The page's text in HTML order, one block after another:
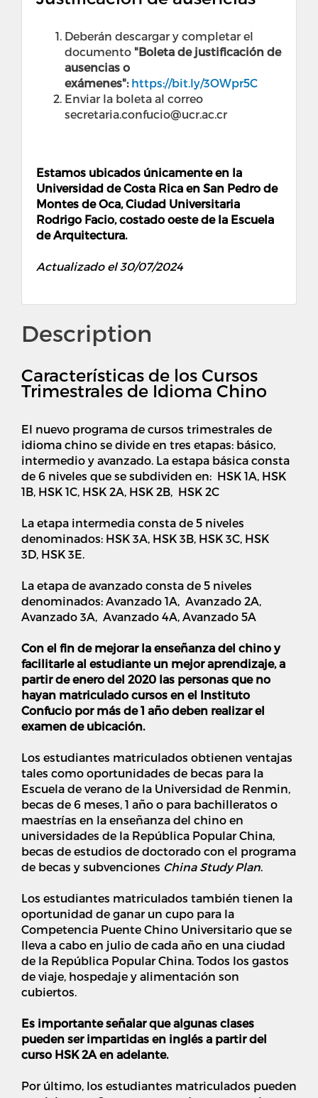
Deberán descargar y completar el
documento "Boleta de justificación de
ausencias o
exámenes": https://bit.ly/3OWpr5C
Enviar la boleta al correo
secretaria.confucio@ucr.ac.cr
Estamos ubicados únicamente en la
Universidad de Costa Rica en San Pedro de
Montes de Oca, Ciudad Universitaria
Rodrigo Facio, costado oeste de la Escuela
de Arquitectura.
Actualizado el 30/07/2024
Description
Características de los Cursos
Trimestrales de Idioma Chino
El nuevo programa de cursos trimestrales de
idioma chino se divide en tres etapas: básico,
intermedio y avanzado. La estapa básica consta
de 6 niveles que se subdividen en: HSK 1A, HSK
1B, HSK 1C, HSK 2A, HSK 2B, HSK 2C
La etapa intermedia consta de 5 niveles
denominados: HSK 3A, HSK 3B, HSK 3C, HSK
3D, HSK 3E.
La etapa de avanzado consta de 5 niveles
denominados: Avanzado 1A, Avanzado 2A,
Avanzado 3A, Avanzado 4A, Avanzado 5A
Con el fin de mejorar la enseñanza del chino y
facilitarle al estudiante un mejor aprendizaje, a
partir de enero del 2020 las personas que no
hayan matriculado cursos en el Instituto
Confucio por más de 1 año deben realizar el
examen de ubicación.
Los estudiantes matriculados obtienen ventajas
tales como oportunidades de becas para la
Escuela de verano de la Universidad de Renmin,
becas de 6 meses, 1 año o para bachilleratos o
maestrías en la enseñanza del chino en
universidades de la República Popular China,
becas de estudios de doctorado con el programa
de becas y subvenciones China Study Plan.
Los estudiantes matriculados también tienen la
oportunidad de ganar un cupo para la
Competencia Puente Chino Universitario que se
lleva a cabo en julio de cada año en una ciudad
de la República Popular China. Todos los gastos
de viaje, hospedaje y alimentación son
cubiertos.
Es importante señalar que algunas clases
pueden ser impartidas en inglés a partir del
curso HSK 2A en adelante.
Por último, los estudiantes matriculados pueden